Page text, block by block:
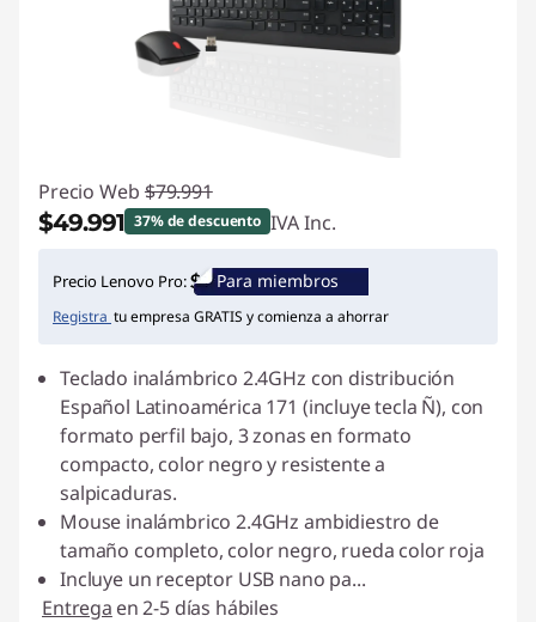
Precio Web $79.991
$49.991 37% de descuento IVA Inc.
Ahorros instantáneos :-$30.000
Precio Lenovo Pro: Para miembros
Registra tu empresa GRATIS y comienza a ahorrar
Teclado inalámbrico 2.4GHz con distribución
Español Latinoamérica 171 (incluye tecla Ñ), con
formato perfil bajo, 3 zonas en formato
compacto, color negro y resistente a
salpicaduras.
Mouse inalámbrico 2.4GHz ambidiestro de
tamaño completo, color negro, rueda color roja
Incluye un receptor USB nano pa...
Entrega en 2-5 días hábiles